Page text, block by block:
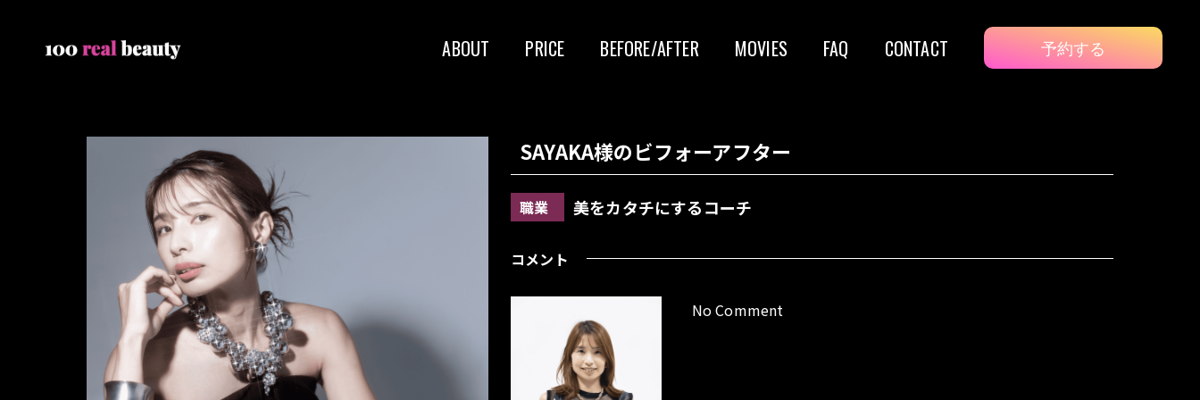
ABOUT PRICE BEFORE/AFTER MOVIES FAQ CONTACT 予約する
SAYAKA様のビフォーアフター
職業 美をカタチにするコーチ
コメント
No Comment